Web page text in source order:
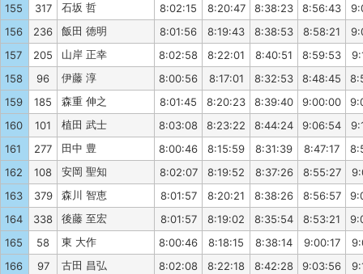
155
317 石坂 哲 8:02:15 8:20:47 8:38:23 8:56:43
156
236 飯田 徳明 8:01:56 8:19:43 8:38:53 8:58:21
157
205 山岸 正幸 8:02:58 8:22:01 8:40:51 8:59:53
158
96 伊藤 淳 8:00:56 8:17:01 8:32:53 8:48:45
159
185 森重 伸之 8:01:45 8:20:23 8:39:40 9:00:00
160
101 植田 武士 8:03:08 8:23:22 8:44:24 9:06:54
161
277 田中 豊 8:00:46 8:15:59 8:31:39 8:47:17
162
108 安岡 聖知 8:02:07 8:19:52 8:37:26 8:55:27
163
379 森川 智恵 8:01:57 8:20:21 8:38:26 8:56:57
164
338 後藤 至宏 8:01:57 8:19:02 8:35:54 8:53:21
165
58 東 大作 8:00:46 8:18:15 8:38:14 9:00:17
166
97 古田 昌弘 8:02:08 8:22:18 8:42:28 9:03:56